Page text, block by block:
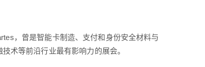
，曾是智能卡制造、支付和身份安全材料与
术等前沿行业最有影响力的展会。